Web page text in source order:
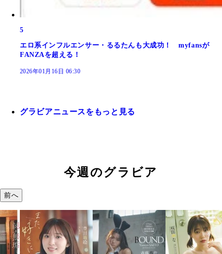
5
エロ系インフルエンサー・るるたんも大成功！ myfansが
FANZAを超える！
2026年01月16日 06:30
グラビアニュースをもっと見る
今週のグラビア
前へ